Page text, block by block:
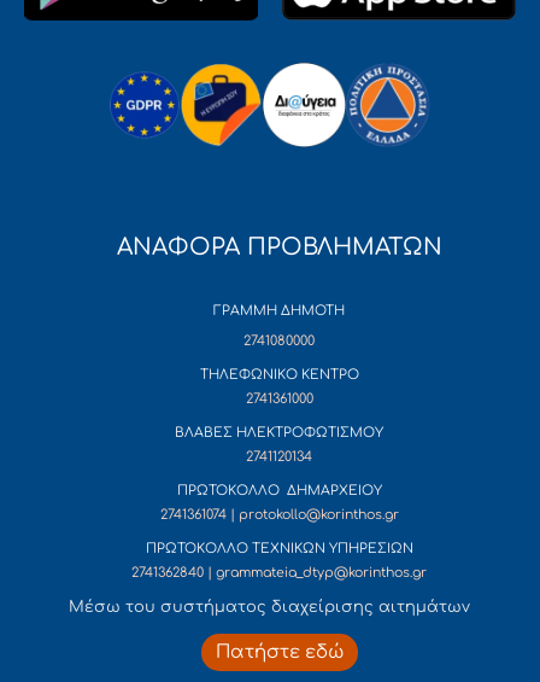
ΑΝΑΦΟΡΑ ΠΡΟΒΛΗΜΑΤΩΝ
ΓΡΑΜΜΗ ΔΗΜΟΤΗ
2741080000
ΤΗΛΕΦΩΝΙΚΟ ΚΕΝΤΡΟ
2741361000
ΒΛΑΒΕΣ ΗΛΕΚΤΡΟΦΩΤΙΣΜΟΥ
2741120134
ΠΡΩΤΟΚΟΛΛΟ ΔΗΜΑΡΧΕΙΟΥ
2741361074 | protokollo@korinthos.gr
ΠΡΩΤΟΚΟΛΛΟ ΤΕΧΝΙΚΩΝ ΥΠΗΡΕΣΙΩΝ
2741362840 | grammateia_dtyp@korinthos.gr
Mέσω του συστήματος διαχείρισης αιτημάτων
Πατήστε εδώ